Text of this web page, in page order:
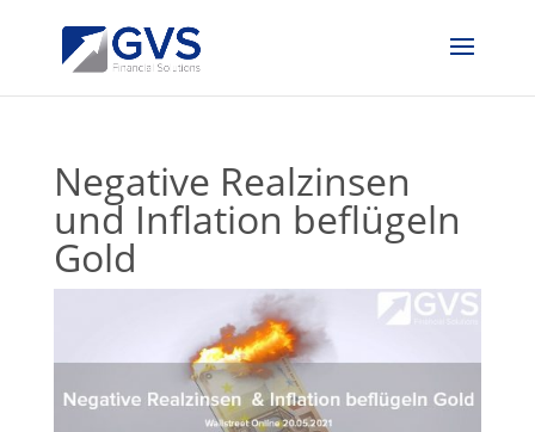
Negative Realzinsen
und Inflation beflügeln
Gold